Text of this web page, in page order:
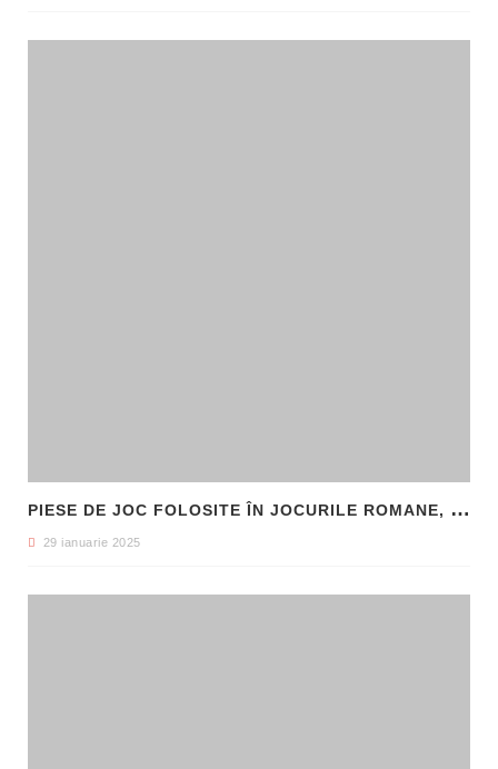
P
IESE DE JOC FOLOSITE ÎN JOCURILE ROMANE, DESCOPERITE LA HADRIANOPOLIS
29 ianuarie 2025